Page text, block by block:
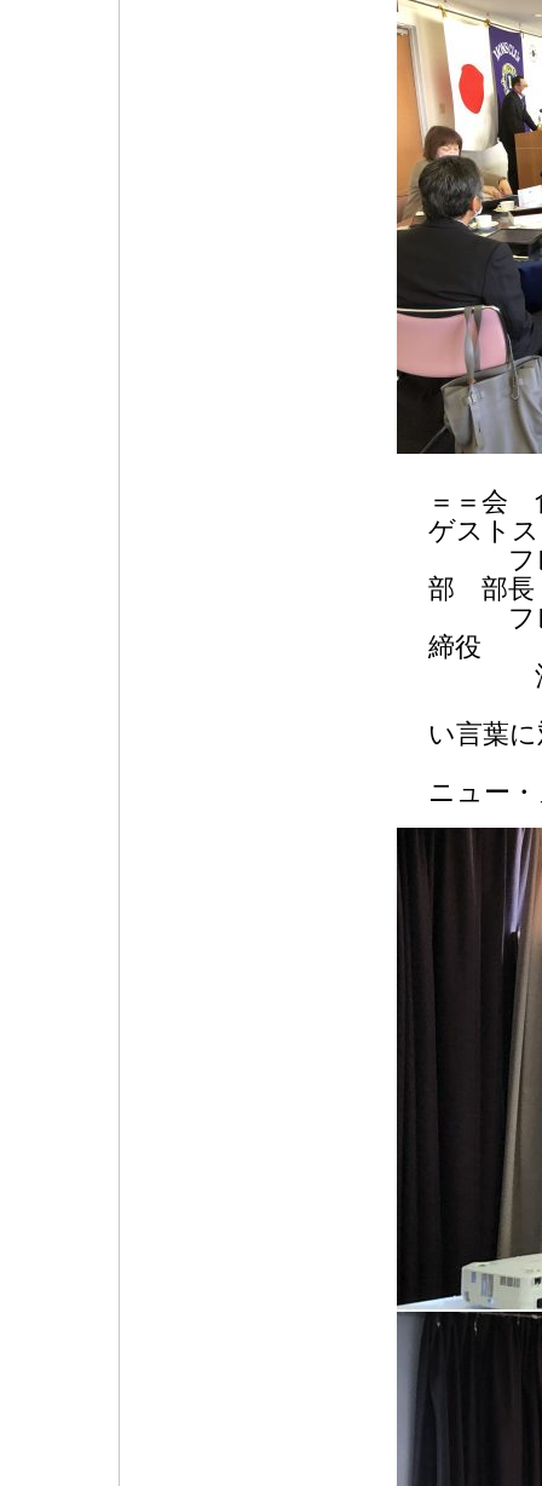
＝＝会
ゲスト
フレ
部 部長
フレ
締役
酒谷
い言葉
ニュー